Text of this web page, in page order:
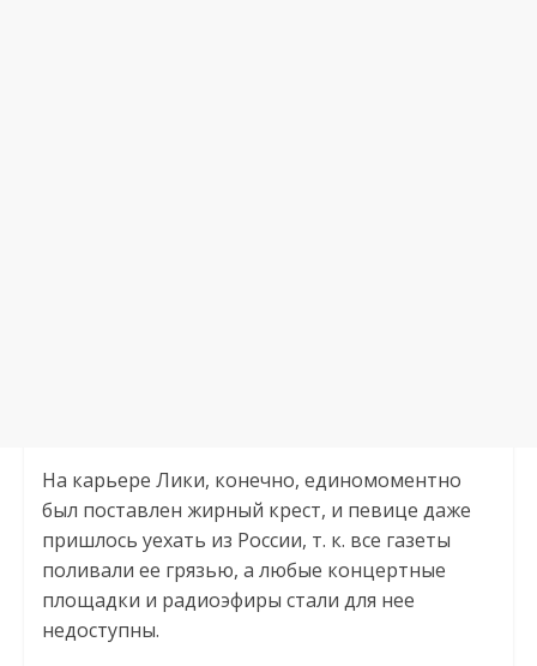
На карьере Лики, конечно, единомоментно
был поставлен жирный крест, и певице даже
пришлось уехать из России, т. к. все газеты
поливали ее грязью, а любые концертные
площадки и радиоэфиры стали для нее
недоступны.